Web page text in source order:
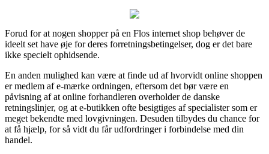
Forud for at nogen shopper på en Flos internet shop behøver de
ideelt set have øje for deres forretningsbetingelser, dog er det bare
ikke specielt ophidsende.
En anden mulighed kan være at finde ud af hvorvidt online shoppen
er medlem af e-mærke ordningen, eftersom det bør være en
påvisning af at online forhandleren overholder de danske
retningslinjer, og at e-butikken ofte besigtiges af specialister som er
meget bekendte med lovgivningen. Desuden tilbydes du chance for
at få hjælp, for så vidt du får udfordringer i forbindelse med din
handel.